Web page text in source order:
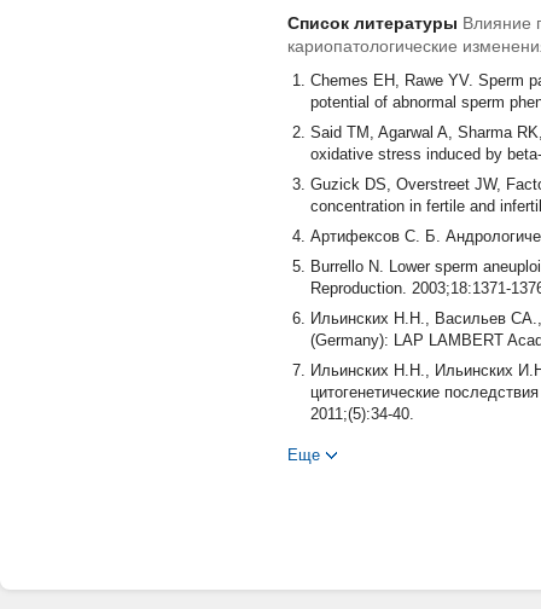
Список литературы Влияние
кариопатологические
Chemes EH, Rawe YV. Sperm
potential of abnormal sperm
Said TM, Agarwal A, Sharma
oxidative stress induced by
Guzick DS, Overstreet JW,
concentration in fertile and
Артифексов С. Б.
Burrello N. Lower sperm
Reproduction. 2003;18:1371-
Ильинских Н.Н., Васильев СА.,
(Germany): LAP LAMBERT
Ильинских Н.Н., Ильинских
цитогенетические
2011;(5):34-40.
in men with idiopathic infertility.
Еще